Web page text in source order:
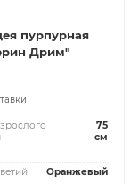
пурпурная
Дрим"
75
см
Оранжевый